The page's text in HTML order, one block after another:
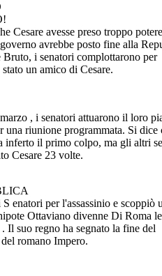
Cesare avesse preso troppo
avrebbe posto fine alla
i senatori complottarono per
un amico di Cesare.
, i senatori attuarono il loro
una riunione programmata. Si dice
inferto il primo colpo, ma gli altri
Cesare 23 volte.
enatori per l'assassinio e scoppiò
Ottaviano divenne Di Roma
Il suo regno ha segnato la fine del
romano Impero.